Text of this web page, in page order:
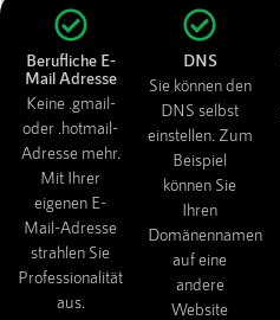
Berufliche E-
Mail Adresse
Keine .gmail-
oder .hotmail-
Adresse mehr.
Mit Ihrer
eigenen E-
Mail-Adresse
strahlen Sie
Professionalität
aus.
DNS
Sie können den
DNS selbst
einstellen. Zum
Beispiel
können Sie
Ihren
Domänennamen
auf eine
andere
Website